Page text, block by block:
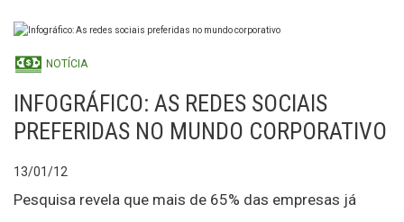
NOTÍCIA
INFOGRÁFICO: AS REDES SOCIAIS
PREFERIDAS NO MUNDO CORPORATIVO
13/01/12
Pesquisa revela que mais de 65% das empresas já